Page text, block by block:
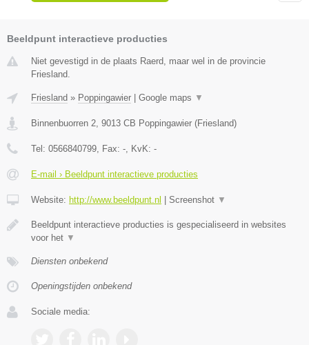
Beeldpunt interactieve producties
Niet gevestigd in de plaats Raerd, maar wel in de provincie
Friesland.
Friesland » Poppingawier Google maps ▼
Binnenbuorren 2, 9013 CB Poppingawier (Friesland)
Tel: 0566840799, Fax: -, KvK: -
E-mail › Beeldpunt interactieve producties
Website: http://www.beeldpunt.nl Screenshot ▼
Beeldpunt interactieve producties is gespecialiseerd in websites
voor het ▼
Diensten onbekend
Openingstijden onbekend
Sociale media: